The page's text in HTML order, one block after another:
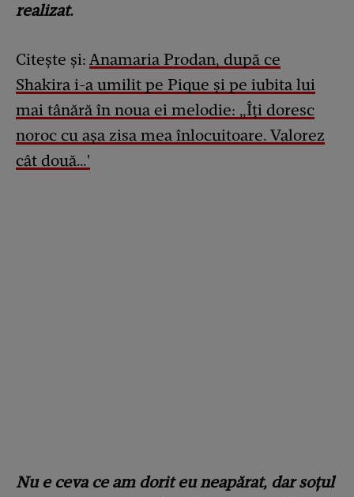
realizat.
Citește și: Anamaria Prodan, după ce
Shakira i-a umilit pe Pique și pe iubita lui
mai tânără în noua ei melodie: „Îți doresc
noroc cu așa zisa mea înlocuitoare. Valorez
cât două…'
Nu e ceva ce am dorit eu neapărat, dar soțul